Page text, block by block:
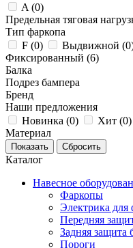
A (0)
Предельная тяговая
Тип фаркопа
F (0) Выдвижной (0
Фиксированный (6)
Балка
Подрез бампера
Бренд
Наши предложения
Новинка (0) Хит (0)
Материал
Каталог
Навесное
Фаркопы
Электрика для
Передняя
Задняя защита
Пороги